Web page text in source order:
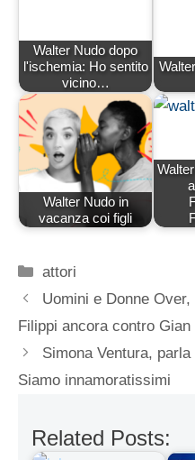
Walter Nudo dopo
l'ischemia: Ho sentito
vicino…
Walter Nudo in
vacanza coi figli
Categorie
attori
Uomini e Donne
Filippi ancora contro
Simona Ventura,
Siamo innamoratissimi
Related Posts: